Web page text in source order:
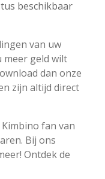
beschikbaar
van uw
meer geld wilt
dan onze
zijn altijd direct
fan van
Bij ons
Ontdek de